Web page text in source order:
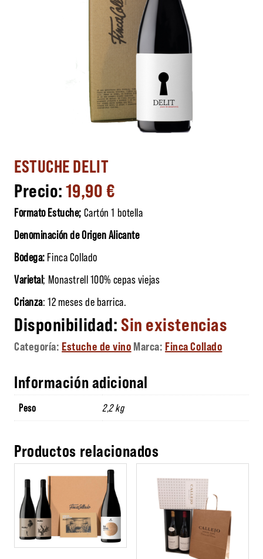
ESTUCHE DELIT
19,90€
Formato Estuche; Cartón 1 botella
Denominación de Origen Alicante
Bodega: Finca Collado
Varietal; Monastrell 100% cepas viejas
Crianza: 12 meses de barrica.
Sin existencias
Categoría: Estuche de vino Marca: Finca Collado
Información adicional
Peso 2,2 kg
Productos relacionados